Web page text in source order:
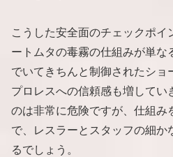
こうした安全面のチェックポイ
ートムタの毒霧の仕組みが単な
でいてきちんと制御されたショ
プロレスへの信頼感も増してい
のは非常に危険ですが、仕組み
で、レスラーとスタッフの細か
るでしょう。